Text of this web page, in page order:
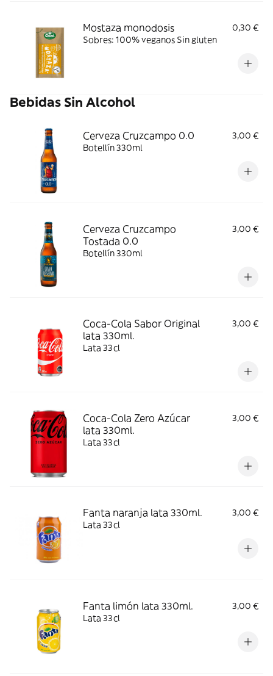
Mostaza monodosis
0,30 €
Sobres: 100% veganos Sin gluten
Bebidas Sin Alcohol
Cerveza Cruzcampo 0.0
3,00 €
Botellín 330ml
Cerveza Cruzcampo
Tostada 0.0
3,00 €
Botellín 330ml
Coca-Cola Sabor Original
lata 330ml.
3,00 €
Lata 33cl
Coca-Cola Zero Azúcar
lata 330ml.
3,00 €
Lata 33cl
Fanta naranja lata 330ml.
3,00 €
Lata 33cl
Fanta limón lata 330ml.
3,00 €
Lata 33cl